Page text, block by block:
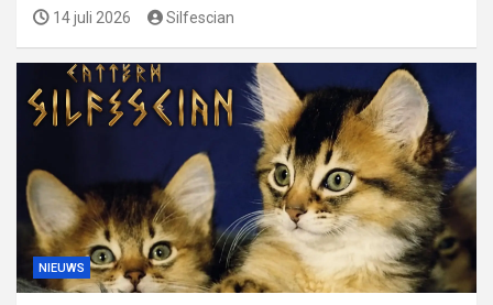
14 juli 2026 Silfescian
NIEUWS